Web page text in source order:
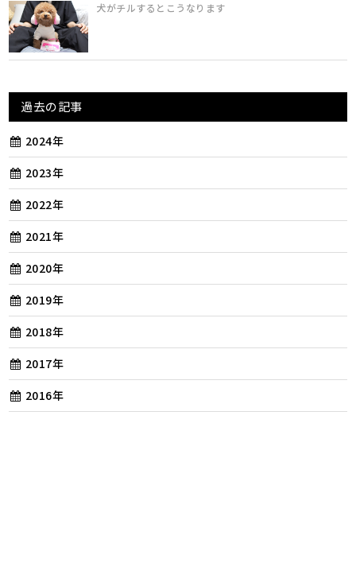
犬がチルするとこうなります
過去の記事
2024年
2023年
2022年
2021年
2020年
2019年
2018年
2017年
2016年